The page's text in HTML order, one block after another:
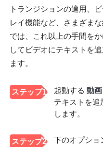
トランジションの適用、
レイ機能など、さまざま
では、これ以上の手間を
してビデオにテキストを
ます。
ステップ1 起動する 動画
テキストを追
します。
ステップ2
下のオプショ